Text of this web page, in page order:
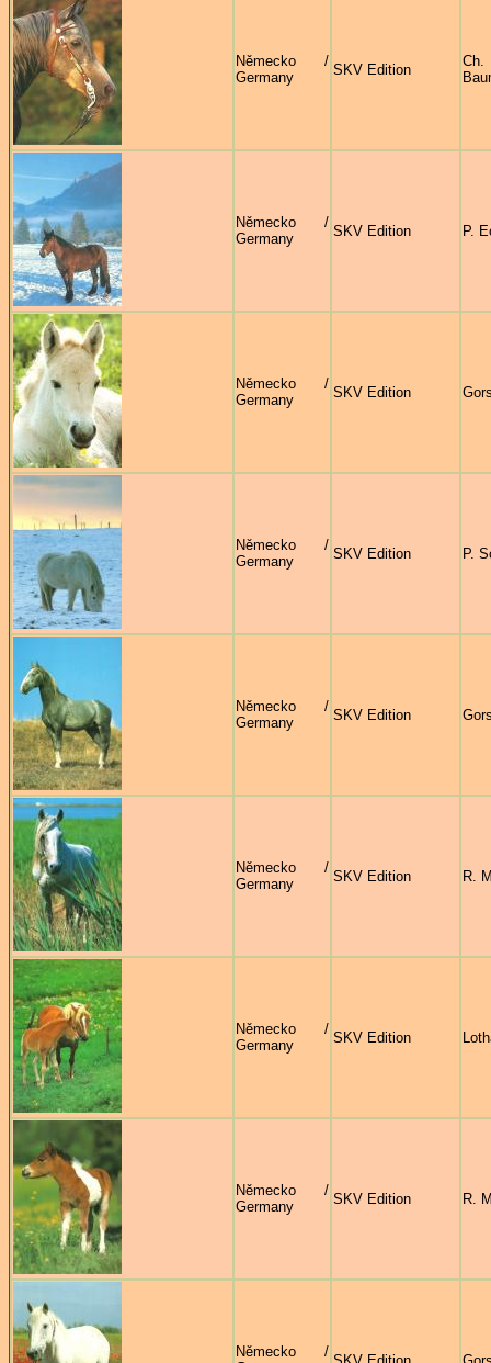
Německo /
Germany
SKV Edition
Ch.
Německo /
Germany
SKV Edition P.
Německo /
Germany
SKV Edition
Německo /
Germany
SKV Edition P.
Německo /
Germany
SKV Edition
Německo /
Germany
SKV Edition R.
Německo /
Germany
SKV Edition
Německo /
Germany
SKV Edition R.
Německo /